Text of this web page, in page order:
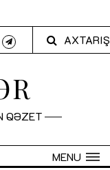
AXTARIŞ
QƏZET
MENU